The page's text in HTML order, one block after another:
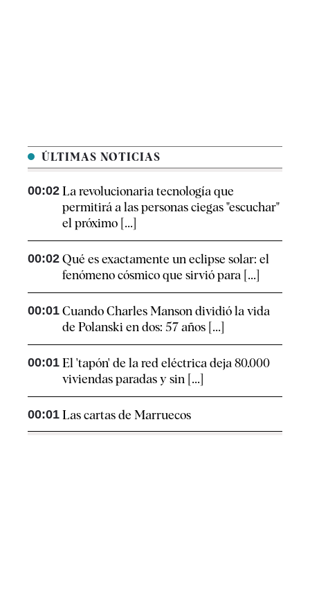
ÚLTIMAS NOTICIAS
00:02 La revolucionaria tecnología que
permitirá a las personas ciegas "escuchar"
el próximo [...]
00:02 Qué es exactamente un eclipse solar: el
fenómeno cósmico que sirvió para [...]
00:01 Cuando Charles Manson dividió la vida
de Polanski en dos: 57 años [...]
00:01 El 'tapón' de la red eléctrica deja 80.000
viviendas paradas y sin [...]
00:01 Las cartas de Marruecos